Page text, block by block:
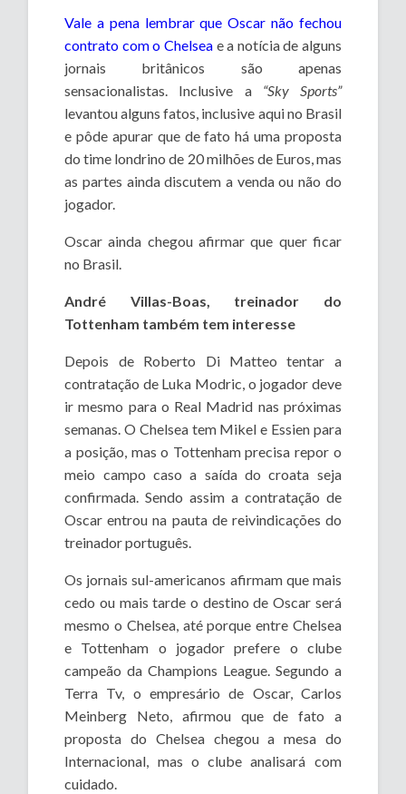
Vale a pena lembrar que Oscar não fechou
contrato com o Chelseae a notícia de alguns
jornais britânicos são apenas
sensacionalistas. Inclusive a “Sky Sports”
levantou alguns fatos, inclusive aqui no Brasil
e pôde apurar que de fato há uma proposta
do time londrino de 20 milhões de Euros, mas
as partes ainda discutem a venda ou não do
jogador.
Oscar ainda chegou afirmar que quer ficar
no Brasil.
André Villas-Boas, treinador do
Tottenham também tem interesse
Depois de Roberto Di Matteo tentar a
contratação de Luka Modric, o jogador deve
ir mesmo para o Real Madrid nas próximas
semanas. O Chelsea tem Mikel e Essien para
a posição, mas o Tottenham precisa repor o
meio campo caso a saída do croata seja
confirmada. Sendo assim a contratação de
Oscar entrou na pauta de reivindicações do
treinador português.
Os jornais sul-americanos afirmam que mais
cedo ou mais tarde o destino de Oscar será
mesmo o Chelsea, até porque entre Chelsea
e Tottenham o jogador prefere o clube
campeão da Champions League. Segundo a
Terra Tv, o empresário de Oscar, Carlos
Meinberg Neto, afirmou que de fato a
proposta do Chelsea chegou a mesa do
Internacional, mas o clube analisará com
cuidado.